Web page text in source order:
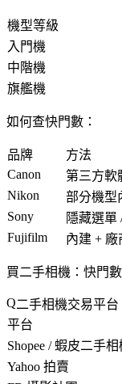
機型等級
入門機
中階機
旗艦機
如何查快門數 ：
品牌
方法
Canon
第三方軟
Nikon
部分機型
Sony
隱藏選單
Fujifilm
內建 + 廠
買二手相機 ：快門數
二手相機交易平台
平台
Shopee / 蝦皮二手相
Yahoo 拍賣